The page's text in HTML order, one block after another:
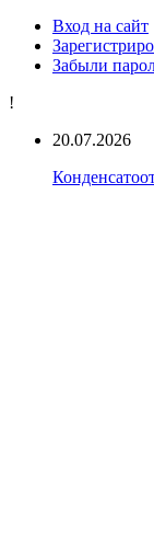
Вход на сайт
Забыли
!
20.07.2026